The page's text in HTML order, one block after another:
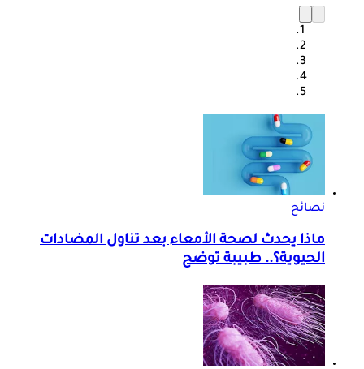
نصائح
ماذا يحدث لصحة الأمعاء بعد تناول المضادات
الحيوية؟.. طبيبة توضح